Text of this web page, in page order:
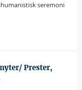
seremoni
Prester,